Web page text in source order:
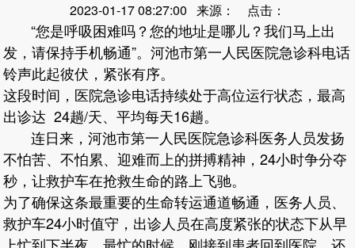
2023-01-17 08:27:00 来源： 点击：
“您是呼吸困难吗？您的地址是哪儿？我们马上出
发，请保持手机畅通”。河池市第一人民医院急诊科电话
铃声此起彼伏，紧张有序。
这段时间，医院急诊电话持续处于高位运行状态，最高
出诊达 24趟/天、平均每天16趟。
连日来，河池市第一人民医院急诊科医务人员发扬
不怕苦、不怕累、迎难而上的拼搏精神，24小时争分夺
秒，让救护车在抢救生命的路上飞驰。
为了确保这条最重要的生命转运通道畅通，医务人员、
救护车24小时值守，出诊人员在高度紧张的状态下从早